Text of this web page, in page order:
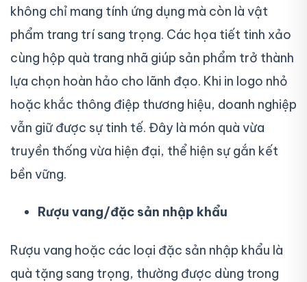
không chỉ mang tính ứng dụng mà còn là vật
phẩm trang trí sang trọng. Các họa tiết tinh xảo
cùng hộp quà trang nhã giúp sản phẩm trở thành
lựa chọn hoàn hảo cho lãnh đạo. Khi in logo nhỏ
hoặc khắc thông điệp thương hiệu, doanh nghiệp
vẫn giữ được sự tinh tế. Đây là món quà vừa
truyền thống vừa hiện đại, thể hiện sự gắn kết
bền vững.
Rượu vang/đặc sản nhập khẩu
Rượu vang hoặc các loại đặc sản nhập khẩu là
quà tặng sang trọng, thường được dùng trong